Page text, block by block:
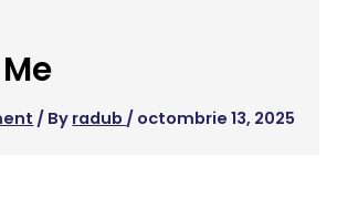
/ By radub / octombrie 13, 2025